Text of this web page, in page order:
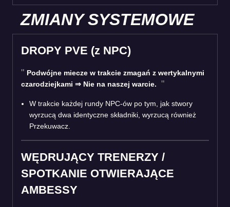
ZMIANY SYSTEMOWE
DROPY PVE (z NPC)
Podwójne miecze w trakcie zmagań z wertykalnymi
czarodziejkami ⇒ Nie na naszej warcie.
W trakcie każdej rundy NPC-ów po tym, jak stwory
wyrzucą dwa identyczne składniki, wyrzucą również
Przekuwacz.
WĘDRUJĄCY TRENERZY /
SPOTKANIE OTWIERAJĄCE
AMBESSY